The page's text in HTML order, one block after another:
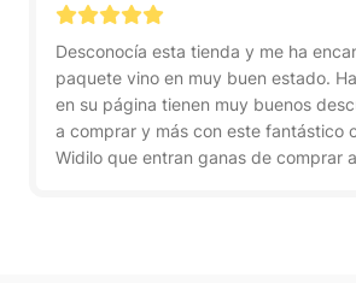
Desconocía esta tienda y me ha
paquete vino en muy buen estado.
en su página tienen muy buenos
a comprar y más con este fantástico
Widilo que entran ganas de comprar